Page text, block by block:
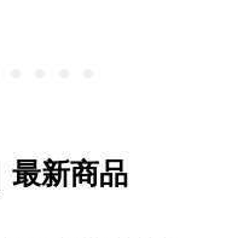
最新商品